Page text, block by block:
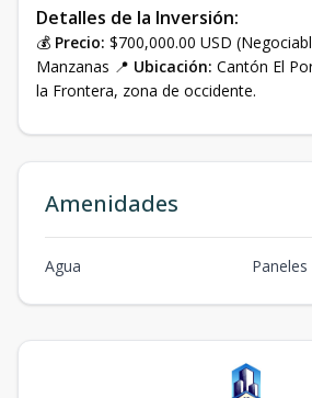
Detalles de la Inversión:
💰 Precio: $700,000.00 USD
Manzanas 📍 Ubicación: Cantón El
la Frontera, zona de occidente.
Amenidades
Agua